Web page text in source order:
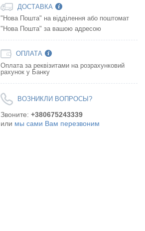
ДОСТАВКА
"Нова Пошта" на відділення або поштомат
"Нова Пошта" за вашою адресою
ОПЛАТА
Оплата за реквізитами на розрахунковий
рахунок у Банку
ВОЗНИКЛИ ВОПРОСЫ?
Звоните: +380675243339
или мы сами Вам перезвоним